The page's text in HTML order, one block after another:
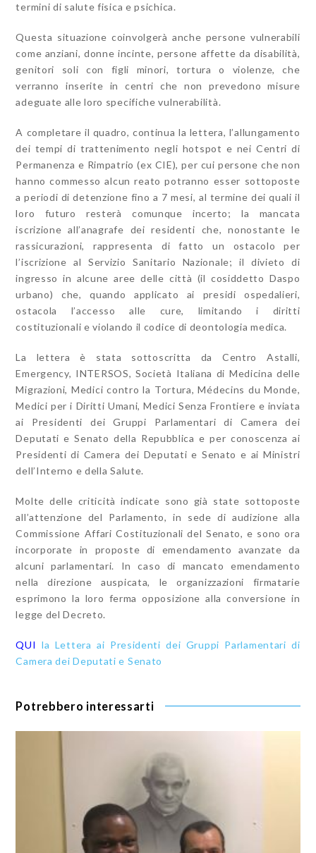
termini di salute fisica e psichica.
Questa situazione coinvolgerà anche persone vulnerabili
come anziani, donne incinte, persone affette da disabilità,
genitori soli con figli minori, tortura o violenze, che
verranno inserite in centri che non prevedono misure
adeguate alle loro specifiche vulnerabilità.
A completare il quadro, continua la lettera, l’allungamento
dei tempi di trattenimento negli hotspot e nei Centri di
Permanenza e Rimpatrio (ex CIE), per cui persone che non
hanno commesso alcun reato potranno esser sottoposte
a periodi di detenzione fino a 7 mesi, al termine dei quali il
loro futuro resterà comunque incerto; la mancata
iscrizione all’anagrafe dei residenti che, nonostante le
rassicurazioni, rappresenta di fatto un ostacolo per
l’iscrizione al Servizio Sanitario Nazionale; il divieto di
ingresso in alcune aree delle città (il cosiddetto Daspo
urbano) che, quando applicato ai presidi ospedalieri,
ostacola l’accesso alle cure, limitando i diritti
costituzionali e violando il codice di deontologia medica.
La lettera è stata sottoscritta da Centro Astalli,
Emergency, INTERSOS, Società Italiana di Medicina delle
Migrazioni, Medici contro la Tortura, Médecins du Monde,
Medici per i Diritti Umani, Medici Senza Frontiere e inviata
ai Presidenti dei Gruppi Parlamentari di Camera dei
Deputati e Senato della Repubblica e per conoscenza ai
Presidenti di Camera dei Deputati e Senato e ai Ministri
dell’Interno e della Salute.
Molte delle criticità indicate sono già state sottoposte
all’attenzione del Parlamento, in sede di audizione alla
Commissione Affari Costituzionali del Senato, e sono ora
incorporate in proposte di emendamento avanzate da
alcuni parlamentari. In caso di mancato emendamento
nella direzione auspicata, le organizzazioni firmatarie
esprimono la loro ferma opposizione alla conversione in
legge del Decreto.
QUI la Lettera ai Presidenti dei Gruppi Parlamentari di
Camera dei Deputati e Senato
Potrebbero interessarti